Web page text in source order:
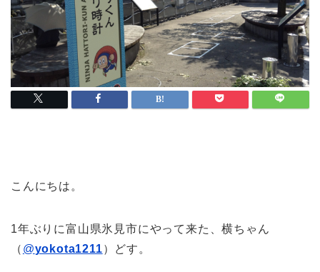
こんにちは。
1年ぶりに富山県氷見市にやって来た、横ちゃん
（ @yokota1211）どす。